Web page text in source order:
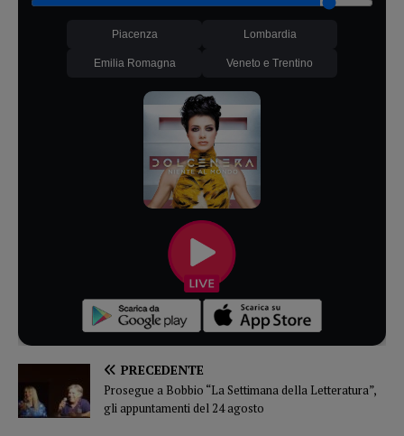
Piacenza Lombardia
Emilia Romagna Veneto e Trentino
PRECEDENTE
Prosegue a Bobbio “La Settimana della Letteratura”,
gli appuntamenti del 24 agosto